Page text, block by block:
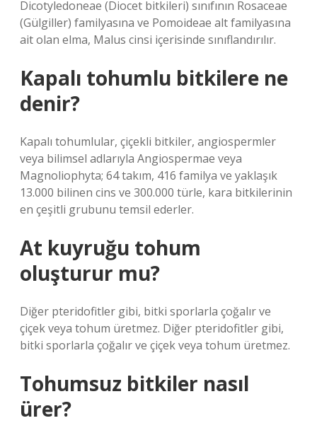
Dicotyledoneae (Diocet bitkileri) sınıfının Rosaceae
(Gülgiller) familyasına ve Pomoideae alt familyasına
ait olan elma, Malus cinsi içerisinde sınıflandırılır.
Kapalı tohumlu bitkilere ne
denir?
Kapalı tohumlular, çiçekli bitkiler, angiospermler
veya bilimsel adlarıyla Angiospermae veya
Magnoliophyta; 64 takım, 416 familya ve yaklaşık
13.000 bilinen cins ve 300.000 türle, kara bitkilerinin
en çeşitli grubunu temsil ederler.
At kuyruğu tohum
oluşturur mu?
Diğer pteridofitler gibi, bitki sporlarla çoğalır ve
çiçek veya tohum üretmez. Diğer pteridofitler gibi,
bitki sporlarla çoğalır ve çiçek veya tohum üretmez.
Tohumsuz bitkiler nasıl
ürer?